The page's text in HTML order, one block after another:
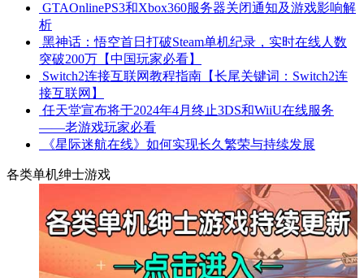
GTAOnlinePS3和Xbox360服务器关闭通知及游戏影响解
析
黑神话：悟空首日打破Steam单机纪录，实时在线人数
突破200万【中国玩家必看】
Switch2连接互联网教程指南【长尾关键词：Switch2连
接互联网】
任天堂宣布将于2024年4月终止3DS和WiiU在线服务
——老游戏玩家必看
《星际迷航在线》如何实现长久繁荣与持续发展
各类单机绅士游戏